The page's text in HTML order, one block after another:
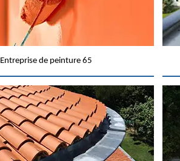
Entreprise de peinture 65